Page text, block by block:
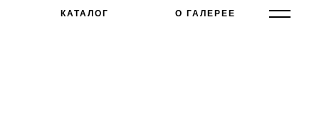
КАТАЛОГ О ГАЛЕРЕЕ